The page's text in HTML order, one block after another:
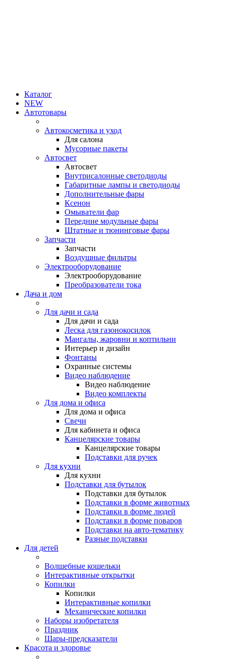
Каталог
NEW
Автотовары
Автокосметика и уход
Для салона
Мусорные пакеты
Автосвет
Автосвет
Внутрисалонные светодиоды
Габаритные лампы и светодиоды
Дополнительные фары
Ксенон
Омыватели фар
Передние модульные фары
Штатные и тюнинговые фары
Запчасти
Запчасти
Воздушные фильтры
Электрооборудование
Электрооборудование
Преобразователи тока
Дача и дом
Для дачи и сада
Для дачи и сада
Леска для газонокосилок
Мангалы, жаровни и коптильни
Интерьер и дизайн
Фонтаны
Охранные системы
Видео наблюдение
Видео наблюдение
Видео комплекты
Для дома и офиса
Для дома и офиса
Свечи
Для кабинета и офиса
Канцелярские товары
Канцелярские товары
Подставки для ручек
Для кухни
Для кухни
Подставки для бутылок
Подставки для бутылок
Подставки в форме животных
Подставки в форме людей
Подставки в форме поваров
Подставки на авто-тематику
Разные подставки
Для детей
Волшебные кошельки
Интерактивные открытки
Копилки
Копилки
Интерактивные копилки
Механические копилки
Наборы изобретателя
Праздник
Шары-предсказатели
Красота и здоровье